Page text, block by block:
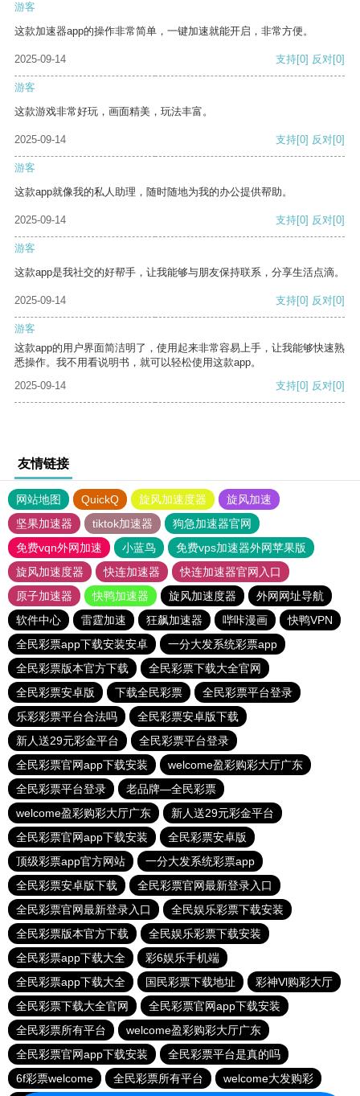
游客
这款加速器app的操作非常简单，一键加速就能开启，非常方便。
2025-09-14 支持[0] 反对[0]
游客
这款游戏非常好玩，画面精美，玩法丰富。
2025-09-14 支持[0] 反对[0]
游客
这款app就像我的私人助理，随时随地为我的办公提供帮助。
2025-09-14 支持[0] 反对[0]
游客
这款app是我社交的好帮手，让我能够与朋友保持联系，分享生活点滴。
2025-09-14 支持[0] 反对[0]
游客
这款app的用户界面简洁明了，使用起来非常容易上手，让我能够快速熟
悉操作。我不用看说明书，就可以轻松使用这款app。
2025-09-14
支持[0] 反对[0]
友情链接
网站地图 QuickQ 旋风加速度器
旋风加速
坚果加速器
tiktok加速器
狗急加速器官网
免费vqn外网加速
小蓝鸟
免费vps加速器外网苹果版
旋风加速度器
快连加速器
快连加速器官网入口
原子加速器
快鸭加速器 旋风加速度器
外网网址导航
软件中心
雷霆加速 狂飙加速器 哔咔漫画
快鸭VPN
全民彩票app下载安装安卓
一分大发系统彩票app
全民彩票版本官方下载
全民彩票下载大全官网
全民彩票安卓版
下载全民彩票
全民彩票平台登录
乐彩彩票平台合法吗
全民彩票安卓版下载
新人送29元彩金平台
全民彩票平台登录
全民彩票官网app下载安装
welcome盈彩购彩大厅广东
全民彩票平台登录
老品牌—全民彩票
welcome盈彩购彩大厅广东
新人送29元彩金平台
全民彩票官网app下载安装
全民彩票安卓版
顶级彩票app官方网站
一分大发系统彩票app
全民彩票安卓版下载
全民彩票官网最新登录入口
全民彩票官网最新登录入口
全民娱乐彩票下载安装
全民彩票版本官方下载
全民娱乐彩票下载安装
全民彩票app下载大全
彩6娱乐手机端
全民彩票app下载大全
国民彩票下载地址
彩神Vl购彩大厅
全民彩票下载大全官网
全民彩票官网app下载安装
全民彩票所有平台
welcome盈彩购彩大厅广东
全民彩票官网app下载安装
全民彩票平台是真的吗
6f彩票welcome
全民彩票所有平台 welcome大发购彩